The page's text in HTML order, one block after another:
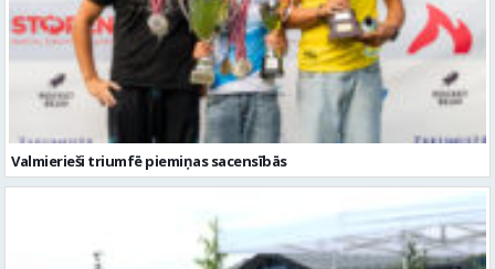
Valmierieši triumfē piemiņas sacensībās